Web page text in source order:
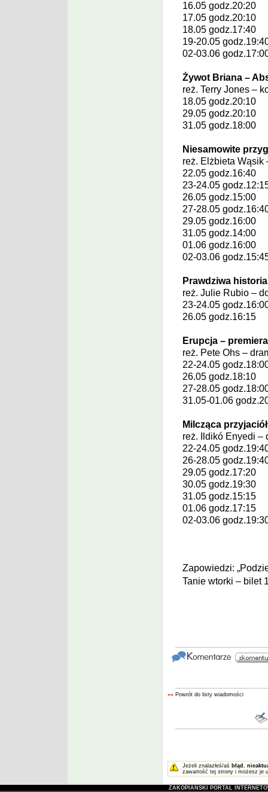
16.05 godz.20:20
17.05 godz.20:10
18.05 godz.17:40
19-20.05
02-03.06
Żywot Briana –
reż. Terry Jones –
18.05 godz.20:10
29.05 godz.20:10
31.05 godz.18:00
Niesamowite
reż. Elżbieta Wąsik
22.05 godz.16:40
23-24.05
26.05 godz.15:00
27-28.05
29.05 godz.16:00
31.05 godz.14:00
01.06 godz.16:00
02-03.06
Prawdziwa
reż. Julie Rubio –
23-24.05
26.05 godz.16:15
Erupcja – premiera
reż. Pete Ohs –
22-24.05
26.05 godz.18:10
27-28.05
31.05-01.06
Milcząca
reż.
Ildikó Enyedi –
22-24.05
26-28.05
29.05 godz.17:20
30.05 godz.19:30
31.05 godz.15:15
01.06 godz.17:15
02-03.06
Zapowiedzi:
Tanie wtorki – bilet
«« Powrót do listy wiadomości
Jeżeli znalazłeś/aś błąd ,
zawartość tej strony i możesz je
ZAKOPIAŃSKI PORTAL